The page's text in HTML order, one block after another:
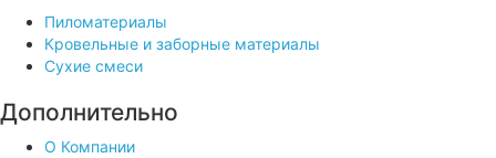
Пиломатериалы
Кровельные и заборные материалы
Сухие смеси
Дополнительно
О Компании